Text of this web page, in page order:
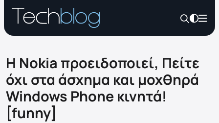
Η Nokia προειδοποιεί, Πείτε
όχι στα άσχημα και μοχθηρά
Windows Phone κινητά!
[funny]